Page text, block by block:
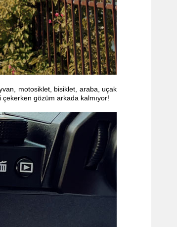
motosiklet, bisiklet, araba, uçak
gözüm arkada kalmıyor!